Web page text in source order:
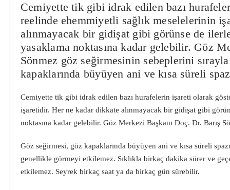
Cemiyette tik gibi idrak edilen bazı
reelinde ehemmiyetli sağlık meselelerinin
alınmayacak bir gidişat gibi görünse de
yasaklama noktasına kadar gelebilir. Göz
Sönmez göz seğirmesinin sebeplerini
kapaklarında büyüyen ani ve kısa süreli
Cemiyette tik gibi idrak edilen bazı hurafelerin işareti olarak
işaretidir. Her ne kadar dikkate alınmayacak bir gidişat gibi
noktasına kadar gelebilir. Göz Merkezi Başkanı Doç. Dr. Barış
Göz seğirmesi, göz kapaklarında büyüyen ani ve kısa süreli
genellikle görmeyi etkilemez. Sıklıkla birkaç dakika sürer ve
etkilemez. Seyrek birkaç saat ya da birkaç gün sürebilir.